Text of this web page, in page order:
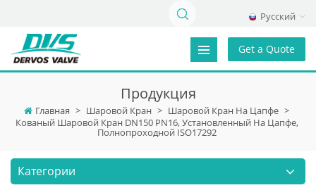
Русский
Get a Quote
Продукция
Главная > Шаровой Кран > Шаровой Кран На Цапфе >
Кованый Шаровой Кран DN150 PN16, Установленный На Цапфе,
Полнопроходной ISO17292
Категории